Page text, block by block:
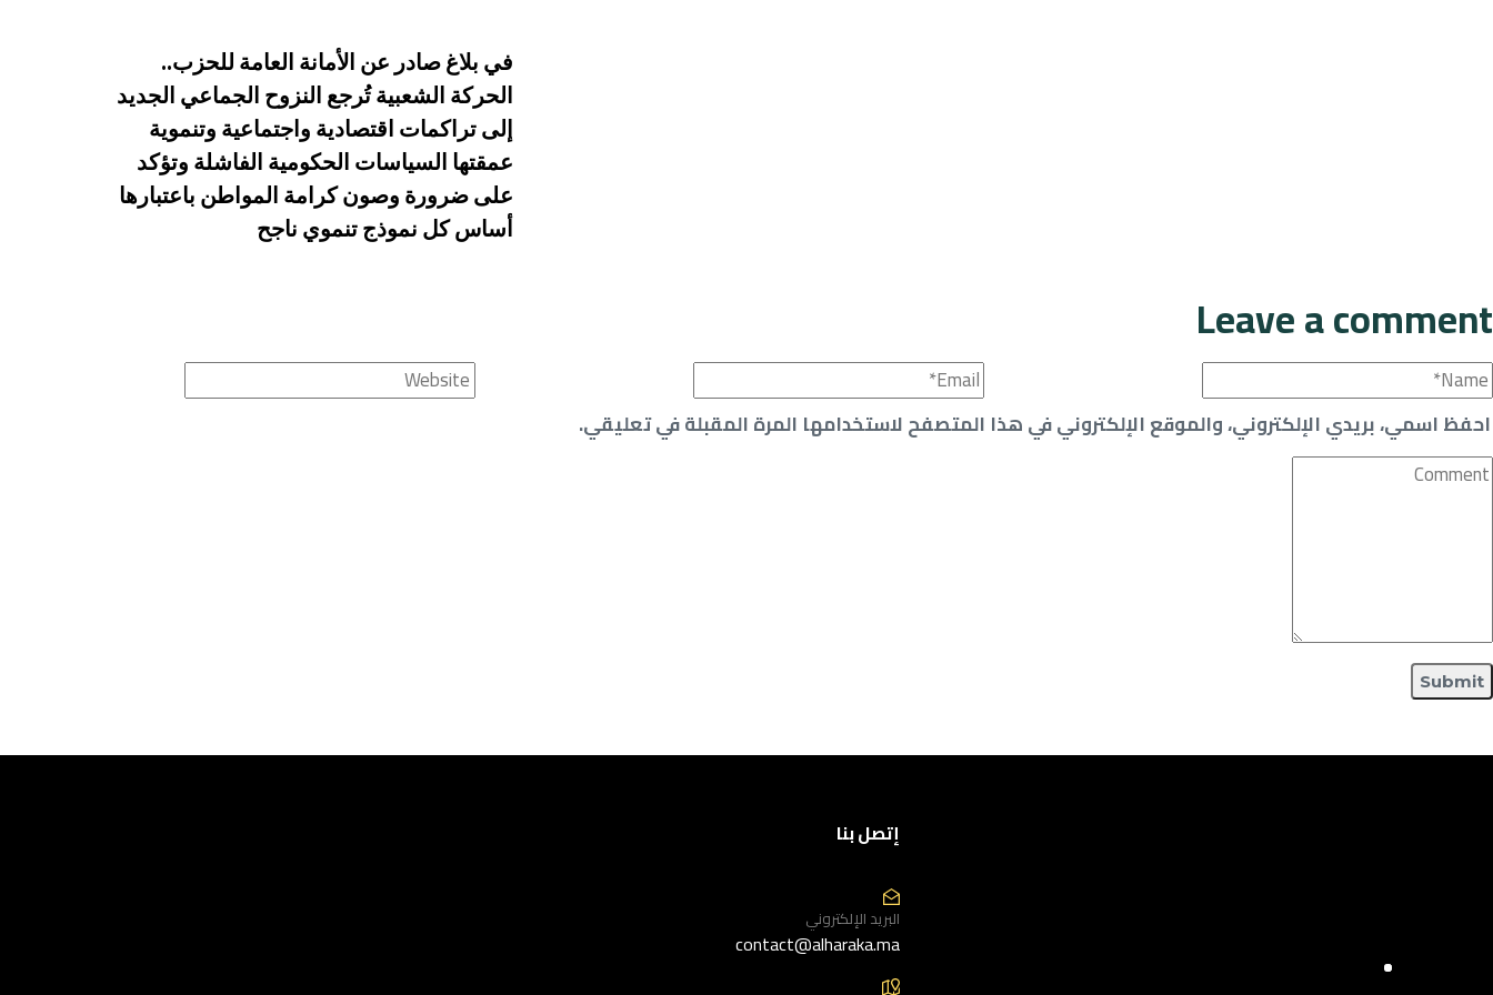
في بلاغ صادر عن الأمانة العامة للحزب..
الحركة الشعبية تُرجع النزوح الجماعي الجديد
إلى تراكمات اقتصادية واجتماعية وتنموية
عمقتها السياسات الحكومية الفاشلة وتؤكد
على ضرورة وصون كرامة المواطن باعتبارها
أساس كل نموذج تنموي ناجح
Leave a comment
احفظ اسمي، بريدي الإلكتروني، والموقع الإلكتروني في هذا المتصفح لاستخدامها المرة المقبلة في تعليقي.
إتصل بنا
البريد الإلكتروني
contact@alharaka.ma